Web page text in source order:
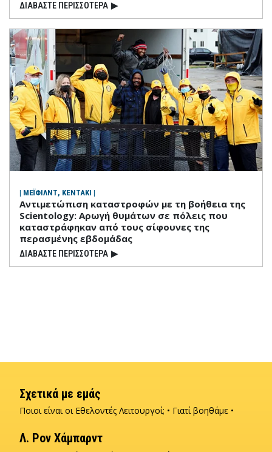
ΔΙΑΒΑΣΤΕ ΠΕΡΙΣΣΟΤΕΡΑ ▶
| ΜΕΪΦΙΛΝΤ, ΚΕΝΤΑΚΙ |
Αντιμετώπιση καταστροφών με τη βοήθεια της
Scientology: Αρωγή θυμάτων σε πόλεις που
καταστράφηκαν από τους σίφουνες της
περασμένης εβδομάδας
ΔΙΑΒΑΣΤΕ ΠΕΡΙΣΣΟΤΕΡΑ ▶
Σχετικά με εμάς
Ποιοι είναι οι Εθελοντές Λειτουργοί; Γιατί βοηθάμε
Λ. Ρον Χάμπαρντ